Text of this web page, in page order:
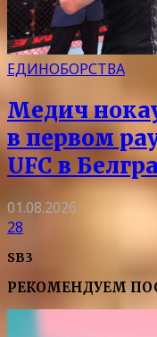
ЕДИНОБОРСТВА
Медич
в первом
UFC в
01.08.2026
28
SB3
РЕКОМЕНДУЕМ